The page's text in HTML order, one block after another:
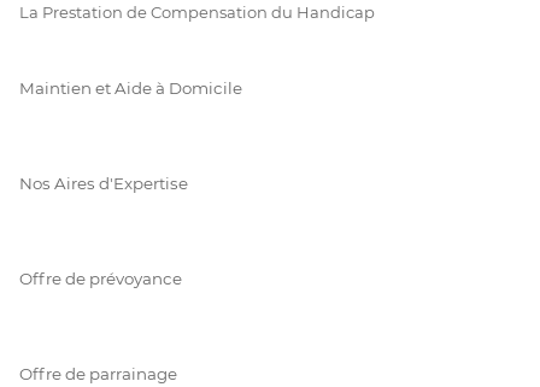
La Prestation de Compensation du Handicap
Maintien et Aide à Domicile
Nos Aires d'Expertise
Offre de prévoyance
Offre de parrainage